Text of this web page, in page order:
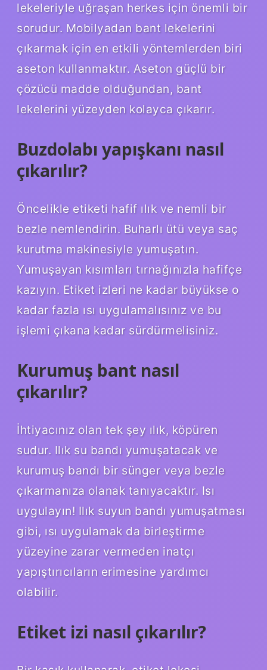
lekeleriyle uğraşan herkes için önemli bir
sorudur. Mobilyadan bant lekelerini
çıkarmak için en etkili yöntemlerden biri
aseton kullanmaktır. Aseton güçlü bir
çözücü madde olduğundan, bant
lekelerini yüzeyden kolayca çıkarır.
Buzdolabı yapışkanı nasıl
çıkarılır?
Öncelikle etiketi hafif ılık ve nemli bir
bezle nemlendirin. Buharlı ütü veya saç
kurutma makinesiyle yumuşatın.
Yumuşayan kısımları tırnağınızla hafifçe
kazıyın. Etiket izleri ne kadar büyükse o
kadar fazla ısı uygulamalısınız ve bu
işlemi çıkana kadar sürdürmelisiniz.
Kurumuş bant nasıl
çıkarılır?
İhtiyacınız olan tek şey ılık, köpüren
sudur. Ilık su bandı yumuşatacak ve
kurumuş bandı bir sünger veya bezle
çıkarmanıza olanak tanıyacaktır. Isı
uygulayın! Ilık suyun bandı yumuşatması
gibi, ısı uygulamak da birleştirme
yüzeyine zarar vermeden inatçı
yapıştırıcıların erimesine yardımcı
olabilir.
Etiket izi nasıl çıkarılır?